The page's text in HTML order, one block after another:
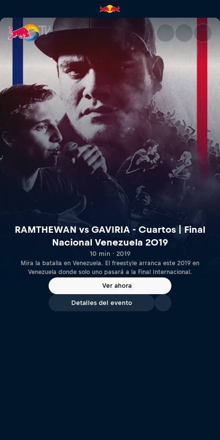
RAMTHEWAN vs GAVIRIA -
RAMTHEWAN vs GAVIRIA - Cuartos | Final
Nacional Venezuela 2019
10 min · 2019
Mira la batalla en Venezuela. El freestyle arranca este 2019 en
Venezuela donde solo uno pasará a la Final Internacional.
Ver ahora
Detalles del evento